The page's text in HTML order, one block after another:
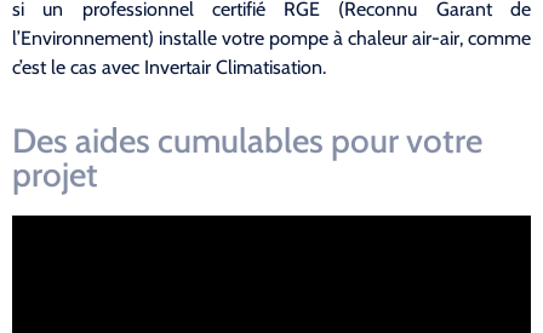
si un professionnel certifié RGE (Reconnu Garant de
l’Environnement) installe votre pompe à chaleur air-air, comme
c’est le cas avec Invertair Climatisation.
Des aides cumulables pour votre
projet